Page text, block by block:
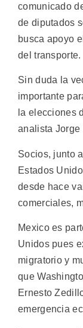
comunicado
de diputados
busca apoyo
del transporte.
Sin duda la
importante
la elecciones
analista Jorge
Socios, junto
Estados
desde hace
comerciales,
Mexico es
Unidos pues
migratorio y
que
Ernesto
emergencia